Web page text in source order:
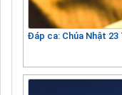
Đáp ca: Chúa Nhật 23